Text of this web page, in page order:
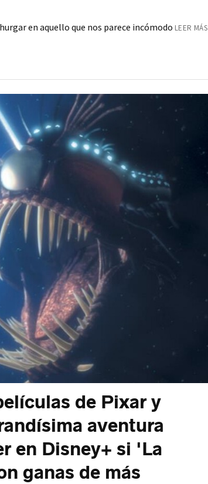
en aquello que nos parece incómodo LEER MÁS
de Pixar y
aventura
en Disney+ si 'La
ganas de más